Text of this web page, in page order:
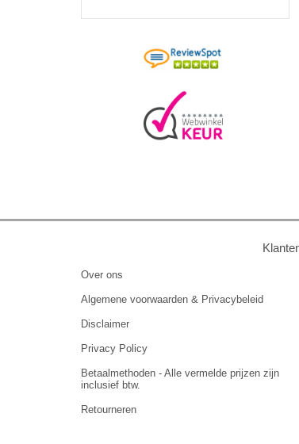
Over ons
Algemene voorwaarden & Privacybeleid
Disclaimer
Privacy Policy
Betaalmethoden - Alle vermelde prijzen zijn
inclusief btw.
Retourneren